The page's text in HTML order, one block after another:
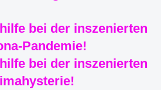
bei der inszenierten
Pandemie!
bei der inszenierten